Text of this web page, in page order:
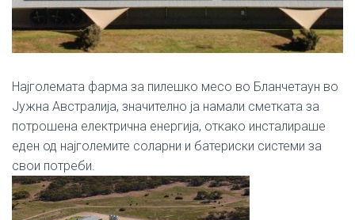
Најголемата фарма за пилешко месо во Бланчетаун во
Јужна Австралија, значително ја намали сметката за
потрошена електрична енергија, откако инсталираше
еден од најголемите соларни и батериски системи за
свои потреби.